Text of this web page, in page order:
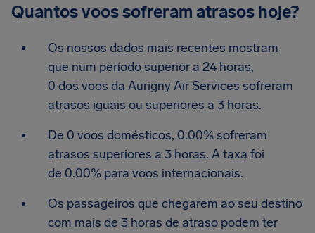
Quantos voos sofreram atrasos hoje?
Os nossos dados mais recentes mostram
que num período superior a 24 horas,
0 dos voos da Aurigny Air Services sofreram
atrasos iguais ou superiores a 3 horas.
De 0 voos domésticos, 0.00% sofreram
atrasos superiores a 3 horas. A taxa foi
de 0.00% para voos internacionais.
Os passageiros que chegarem ao seu destino
com mais de 3 horas de atraso podem ter